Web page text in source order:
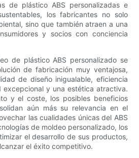
de plástico ABS personalizadas e
los fabricantes no solo
sino que también atraen a una
y socios con conciencia
de plástico ABS personalizado se
de fabricación muy ventajosa,
de diseño inigualable, eficiencia
excepcional y una estética atractiva.
y el coste, los posibles beneficios
aún más su relevancia en el
las cualidades únicas del ABS
de moldeo personalizado, los
el desarrollo de sus productos,
el éxito competitivo.